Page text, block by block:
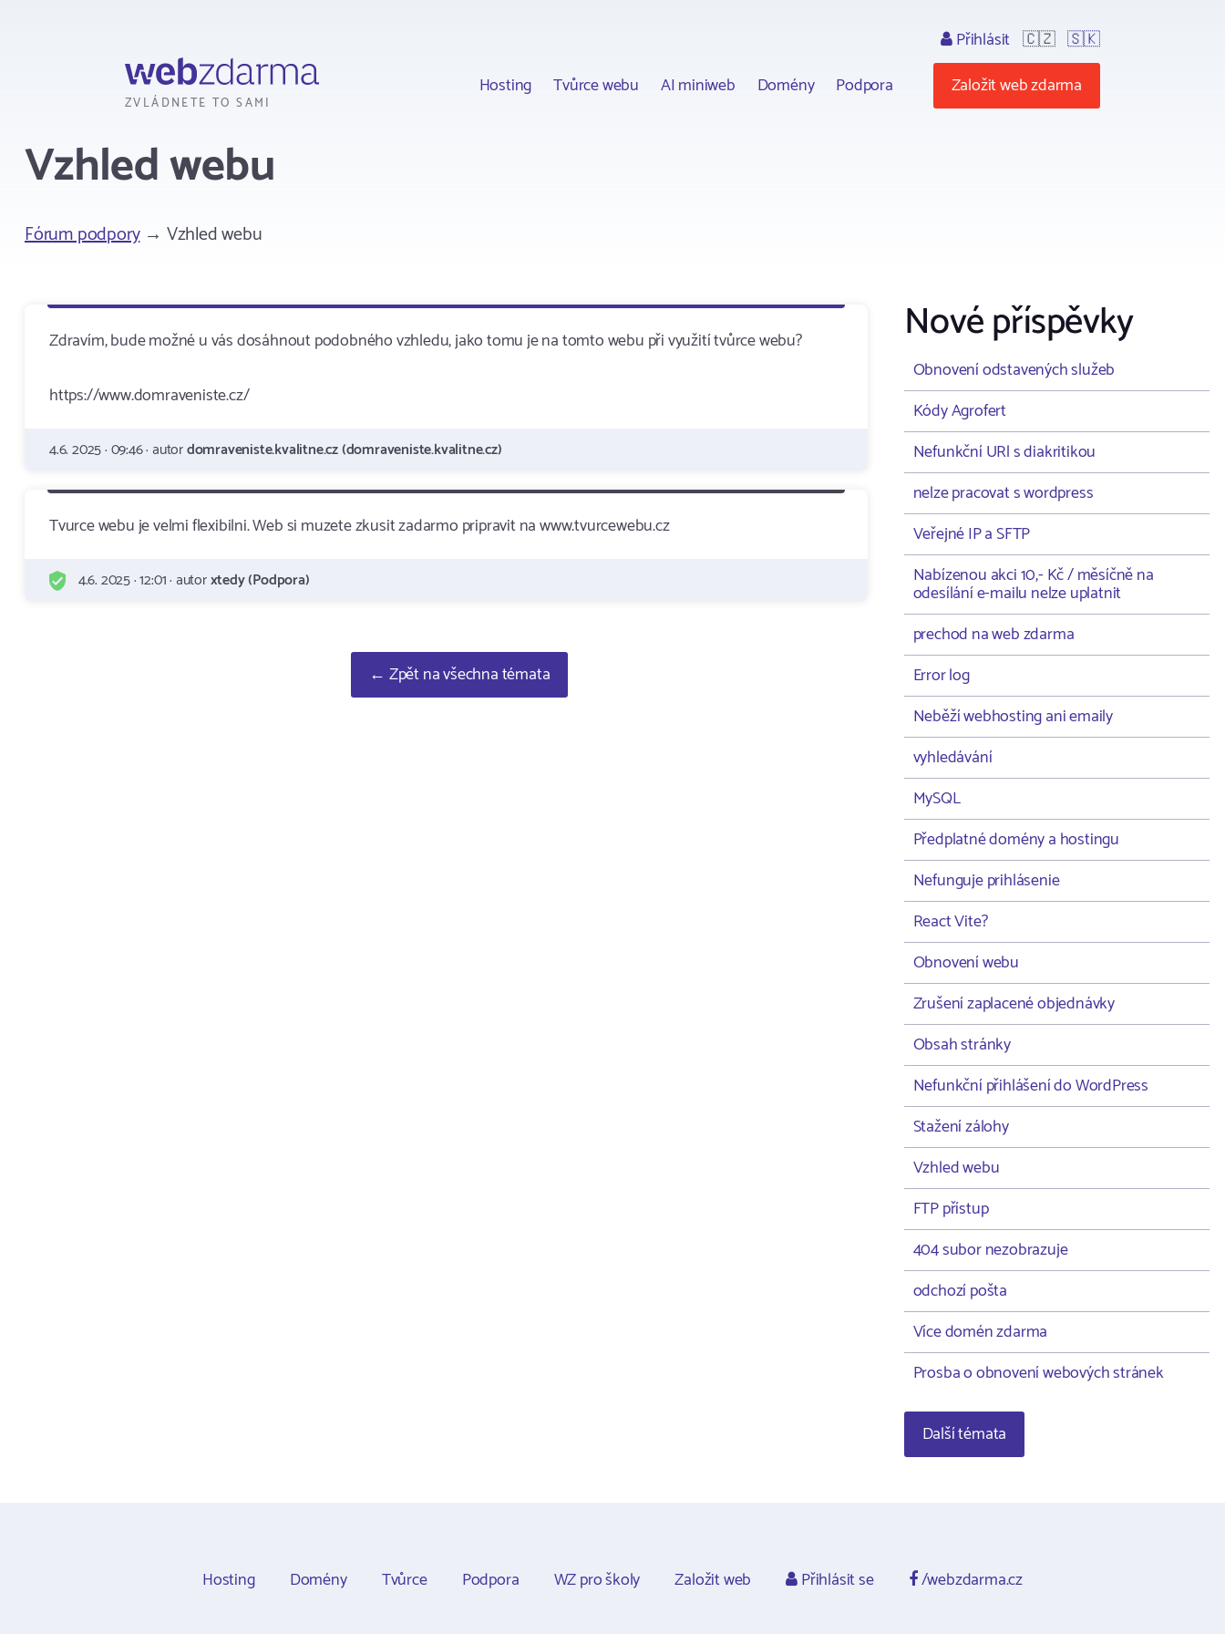
ZVLÁDNETE TO SAMI
Hosting Tvůrce webu AI miniweb Domény Podpora
Přihlásit 🇨🇿 🇸🇰
Založit web zdarma
Vzhled webu
Fórum podpory→ Vzhled webu
Zdravím, bude možné u vás dosáhnout podobného vzhledu, jako tomu je na tomto webu při využití tvůrce webu?
https://www.domraveniste.cz/
4.6. 2025 · 09:46 · autordomraveniste.kvalitne.cz (domraveniste.kvalitne.cz)
Tvurce webu je velmi flexibilni. Web si muzete zkusit zadarmo pripravit na www.tvurcewebu.cz
4.6. 2025 · 12:01 · autorxtedy (Podpora)
← Zpět na všechna témata
Nové příspěvky
Obnovení odstavených služeb
Kódy Agrofert
Nefunkční URl s diakritikou
nelze pracovat s wordpress
Veřejné IP a SFTP
Nabízenou akci 10,- Kč / měsíčně na
odesílání e-mailu nelze uplatnit
prechod na web zdarma
Error log
Neběží webhosting ani emaily
vyhledávání
MySQL
Předplatné domény a hostingu
Nefunguje prihlásenie
React Vite?
Obnovení webu
Zrušení zaplacené objednávky
Obsah stránky
Nefunkční přihlášení do WordPress
Stažení zálohy
Vzhled webu
FTP přístup
404 subor nezobrazuje
odchozí pošta
Více domén zdarma
Prosba o obnovení webových stránek
Další témata
Hosting Domény Tvůrce Podpora WZ pro školy Založit web Přihlásit se /webzdarma.cz